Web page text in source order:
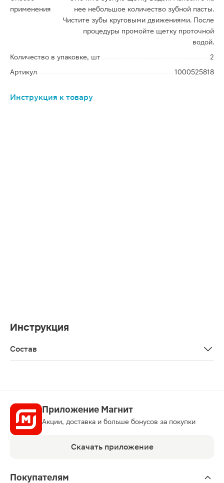
применения
нее небольшое количество зубной пасты.
Чистите зубы круговыми движениями. После
процедуры промойте щетку проточной
водой.
Количество в упаковке, шт
2
Артикул
1000525818
Инструкция к товару
Инструкция
Состав
Приложение Магнит
Акции, доставка и больше бонусов за покупки
Скачать приложение
Покупателям